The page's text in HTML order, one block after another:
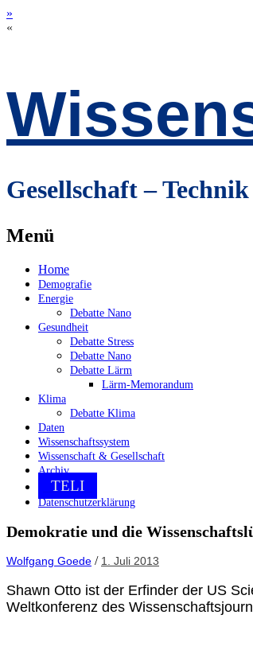
»
«
Gesellschaft –
Menü
Zum
Inhalt
springen
Home
Demografie
Energie
Debatte Nano
Gesundheit
Debatte Stress
Debatte Nano
Debatte Lärm
Lärm-Memorandum
Klima
Debatte Klima
Daten
Wissenschaftssystem
Wissenschaft & Gesellschaft
Archiv
TELI
Datenschutzerklärung
Demokratie und die
Wolfgang Goede / 1. Juli 2013
Shawn Otto ist der Erfinder der US
Weltkonferenz des